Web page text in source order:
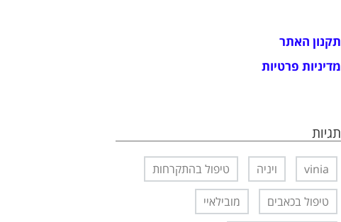
תקנון האתר
מדיניות פרטיות
תגיות
vinia ויניה טיפול בהתקרחות
טיפול בכאבים מובילאיי